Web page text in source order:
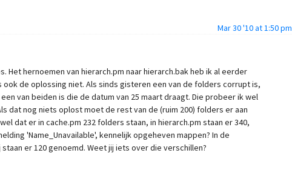
Mar 30 '10 at 1:50 pm
Het hernoemen van hierarch.pm naar hierarch.bak heb ik al eerder
de oplossing niet. Als sinds gisteren een van de folders corrupt is,
van beiden is die de datum van 25 maart draagt. Die probeer ik wel
dat nog niets oplost moet de rest van de (ruim 200) folders er aan
dat er in cache.pm 232 folders staan, in hierarch.pm staan er 340,
'Name_Unavailable', kennelijk opgeheven mappen? In de
er 120 genoemd. Weet jij iets over die verschillen?